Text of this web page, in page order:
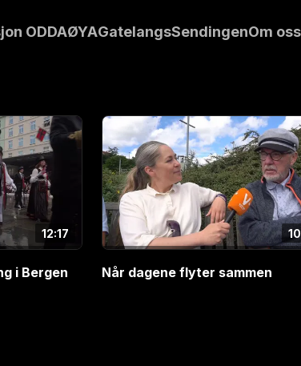
ODDAØYAGatelangsSendingenOm oss
12:17
i Bergen Når dagene flyter sammen